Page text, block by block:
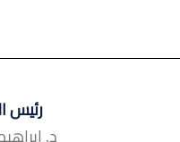
رئيس